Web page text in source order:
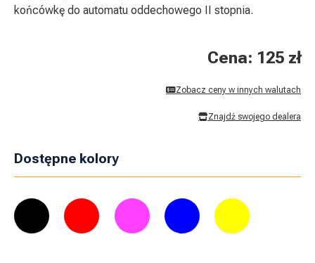
końcówkę do automatu oddechowego II stopnia.
Cena: 125 zł
Zobacz ceny w innych walutach
Znajdź swojego dealera
Dostępne kolory